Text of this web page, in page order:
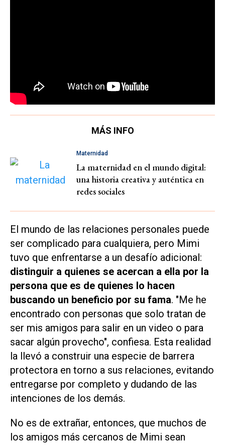
MÁS INFO
Maternidad
La maternidad en el mundo digital:
una historia creativa y auténtica en
redes sociales
El mundo de las relaciones personales puede
ser complicado para cualquiera, pero Mimi
tuvo que enfrentarse a un desafío adicional:
distinguir a quienes se acercan a ella por la
persona que es de quienes lo hacen
buscando un beneficio por su fama. "Me he
encontrado con personas que solo tratan de
ser mis amigos para salir en un video o para
sacar algún provecho", confiesa. Esta realidad
la llevó a construir una especie de barrera
protectora en torno a sus relaciones, evitando
entregarse por completo y dudando de las
intenciones de los demás.
No es de extrañar, entonces, que muchos de
los amigos más cercanos de Mimi sean